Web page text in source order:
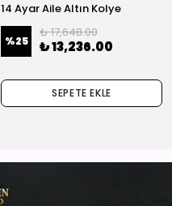
14 Ayar Aile Altın Kolye
%25
₺ 17,648.00
₺ 13,236.00
SEPETE EKLE